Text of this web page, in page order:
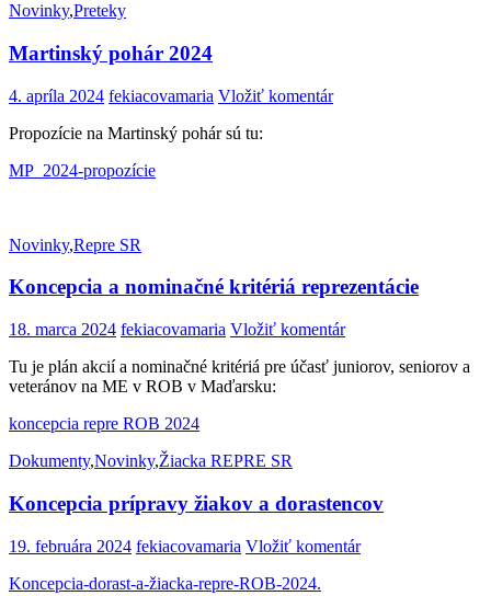
Novinky,Preteky
Martinský pohár 2024
4. apríla 2024 fekiacovamaria Vložiť komentár
Propozície na Martinský pohár sú tu:
MP_2024-propozície
Novinky,Repre SR
Koncepcia a nominačné kritériá reprezentácie
18. marca 2024 fekiacovamaria Vložiť komentár
Tu je plán akcií a nominačné kritériá pre účasť juniorov, seniorov a
veteránov na ME v ROB v Maďarsku:
koncepcia repre ROB 2024
Dokumenty,Novinky,Žiacka REPRE SR
Koncepcia prípravy žiakov a dorastencov
19. februára 2024 fekiacovamaria Vložiť komentár
Koncepcia-dorast-a-žiacka-repre-ROB-2024.